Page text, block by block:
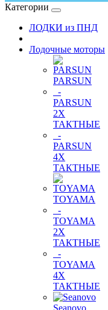
Категории
ЛОДКИ из ПНД
Лодочные моторы
PARSUN
-
PARSUN
2Х
ТАКТНЫЕ
-
PARSUN
4Х
ТАКТНЫЕ
TOYAMA
-
TOYAMA
2Х
ТАКТНЫЕ
-
TOYAMA
4Х
ТАКТНЫЕ
Seanovo